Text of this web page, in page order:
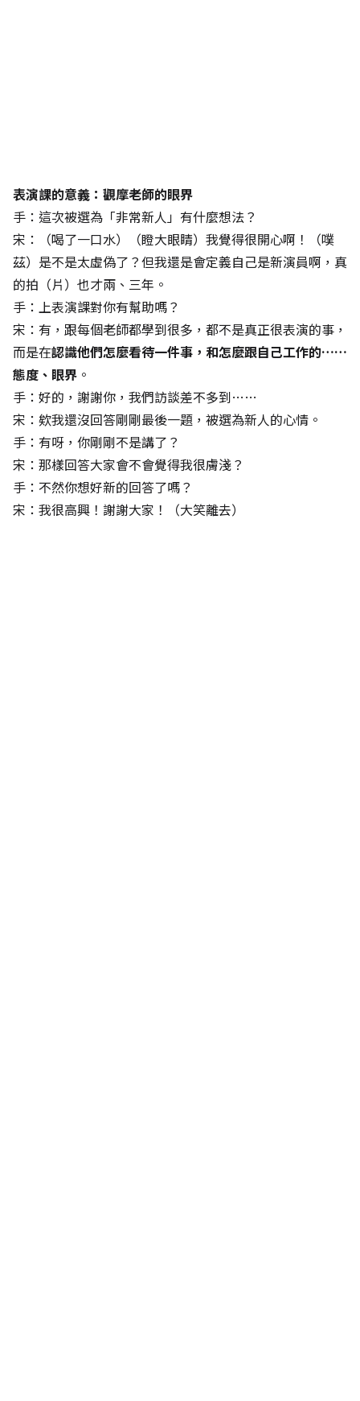
表演課的意義：觀摩老師的眼界
手：這次被選為「非常新人」有什麼想法？
宋：（喝了一口水）（瞪大眼睛）我覺得很開心啊！（噗
茲）是不是太虛偽了？但我還是會定義自己是新演員啊，真
的拍（片）也才兩、三年。
手：上表演課對你有幫助嗎？
宋：有，跟每個老師都學到很多，都不是真正很表演的事，
而是在認識他們怎麼看待一件事，和怎麼跟自己工作的……
態度、眼界 。
手：好的，謝謝你，我們訪談差不多到……
宋：欸我還沒回答剛剛最後一題，被選為新人的心情。
手：有呀，你剛剛不是講了？
宋：那樣回答大家會不會覺得我很膚淺？
手：不然你想好新的回答了嗎？
宋：我很高興！謝謝大家！（大笑離去）